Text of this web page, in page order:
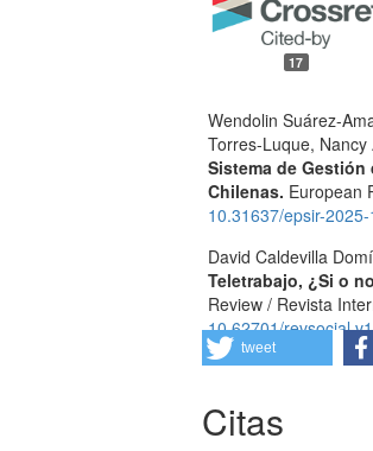
17
Wendolin Suárez-
Torres-Luque,
Sistema de
Chilenas. European
10.31637/epsir-
David Caldevilla
Teletrabajo, ¿Si o
Review / Revista
10.62701/
Teofilo O. Boyano-
Crisis de
científica anfibios,
tweet
Citas